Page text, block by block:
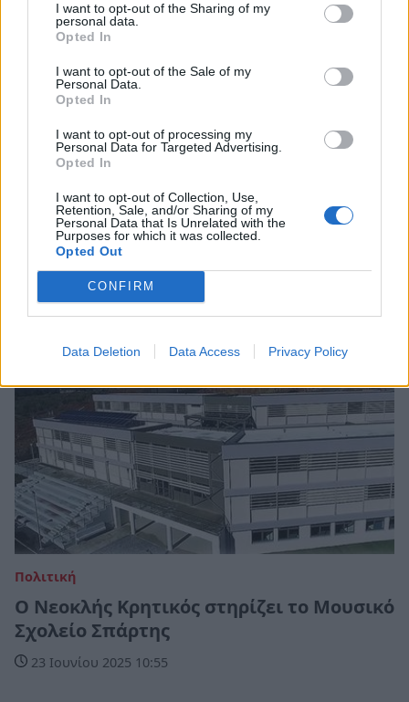
I want to opt-out of the Sharing of my
personal data.
Opted In
I want to opt-out of the Sale of my
Personal Data.
Opted In
I want to opt-out of processing my
Personal Data for Targeted Advertising.
Opted In
I want to opt-out of Collection, Use,
Retention, Sale, and/or Sharing of my
Personal Data that Is Unrelated with the
Purposes for which it was collected.
Opted Out
CONFIRM
Data Deletion Data Access Privacy Policy
Πολιτική
Ο Δαβάκης στη Ζαχαράκη για 1ο
Γυμνάσιο Σπάρτης, Μουσικό Σχολείο και
παλαιό Πρωτοδικείο
25 Ιουνίου 2025 08:10
Πολιτική
Ο Νεοκλής Κρητικός στηρίζει το Μουσικό
Σχολείο Σπάρτης
23 Ιουνίου 2025 10:55